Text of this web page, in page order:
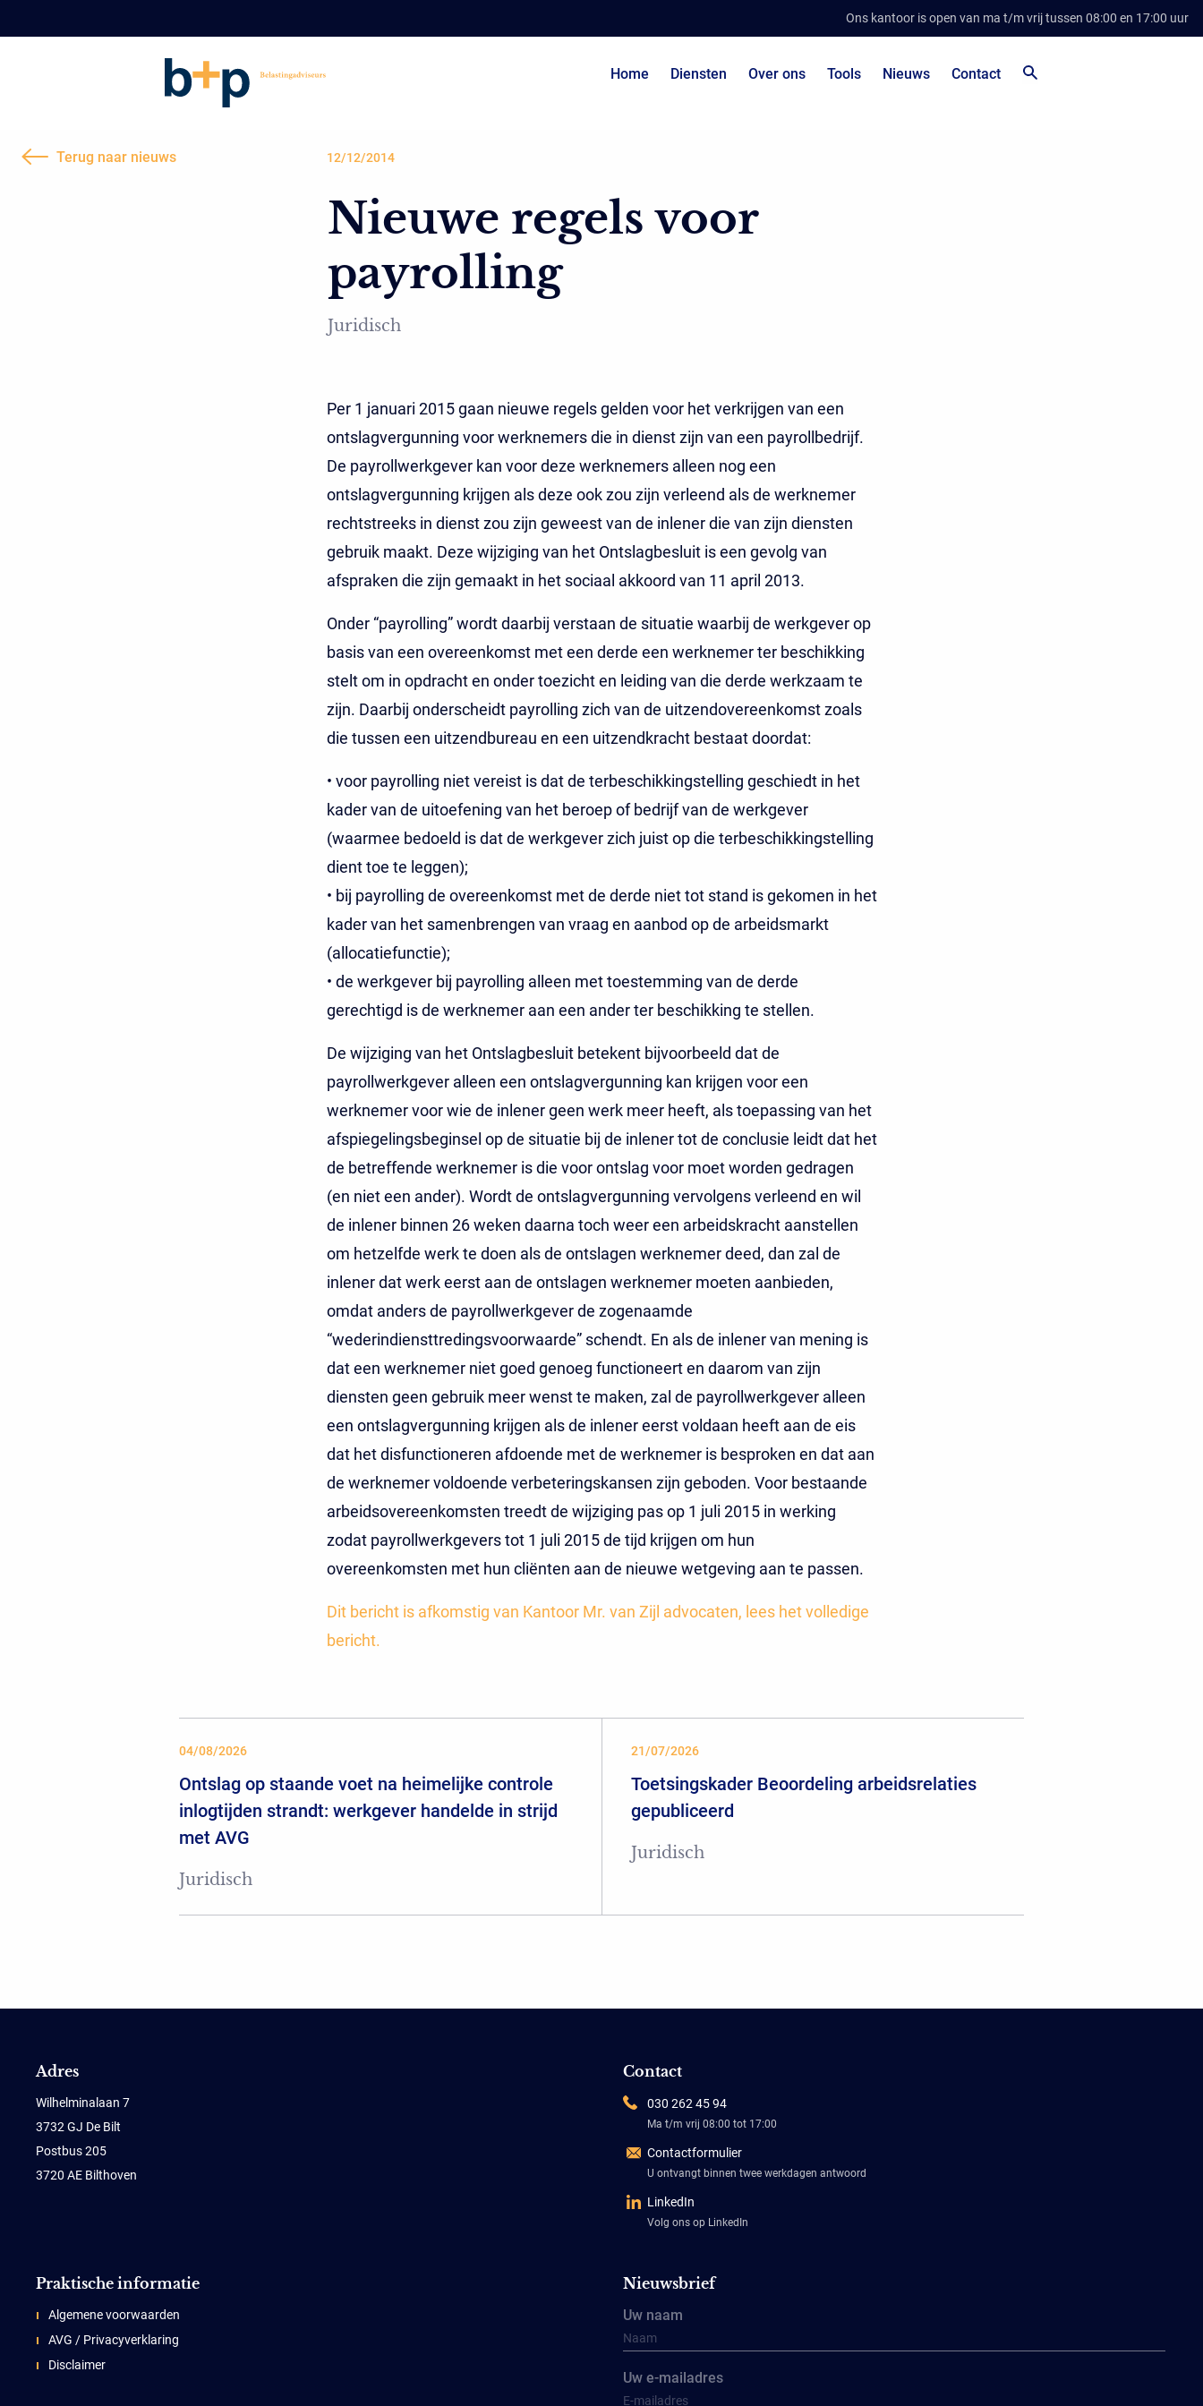
Ons kantoor is open van ma t/m vrij tussen 08:00 en 17:00 uur
Home Diensten Over ons Tools Nieuws Contact
Terug naar nieuws 12/12/2014
Nieuwe regels voor
payrolling
Juridisch
Per 1 januari 2015 gaan nieuwe regels gelden voor het verkrijgen van een
ontslagvergunning voor werknemers die in dienst zijn van een payrollbedrijf.
De payrollwerkgever kan voor deze werknemers alleen nog een
ontslagvergunning krijgen als deze ook zou zijn verleend als de werknemer
rechtstreeks in dienst zou zijn geweest van de inlener die van zijn diensten
gebruik maakt. Deze wijziging van het Ontslagbesluit is een gevolg van
afspraken die zijn gemaakt in het sociaal akkoord van 11 april 2013.
Onder “payrolling” wordt daarbij verstaan de situatie waarbij de werkgever op
basis van een overeenkomst met een derde een werknemer ter beschikking
stelt om in opdracht en onder toezicht en leiding van die derde werkzaam te
zijn. Daarbij onderscheidt payrolling zich van de uitzendovereenkomst zoals
die tussen een uitzendbureau en een uitzendkracht bestaat doordat:
• voor payrolling niet vereist is dat de terbeschikkingstelling geschiedt in het
kader van de uitoefening van het beroep of bedrijf van de werkgever
(waarmee bedoeld is dat de werkgever zich juist op die terbeschikkingstelling
dient toe te leggen);
• bij payrolling de overeenkomst met de derde niet tot stand is gekomen in het
kader van het samenbrengen van vraag en aanbod op de arbeidsmarkt
(allocatiefunctie);
• de werkgever bij payrolling alleen met toestemming van de derde
gerechtigd is de werknemer aan een ander ter beschikking te stellen.
De wijziging van het Ontslagbesluit betekent bijvoorbeeld dat de
payrollwerkgever alleen een ontslagvergunning kan krijgen voor een
werknemer voor wie de inlener geen werk meer heeft, als toepassing van het
afspiegelingsbeginsel op de situatie bij de inlener tot de conclusie leidt dat het
de betreffende werknemer is die voor ontslag voor moet worden gedragen
(en niet een ander). Wordt de ontslagvergunning vervolgens verleend en wil
de inlener binnen 26 weken daarna toch weer een arbeidskracht aanstellen
om hetzelfde werk te doen als de ontslagen werknemer deed, dan zal de
inlener dat werk eerst aan de ontslagen werknemer moeten aanbieden,
omdat anders de payrollwerkgever de zogenaamde
“wederindiensttredingsvoorwaarde” schendt. En als de inlener van mening is
dat een werknemer niet goed genoeg functioneert en daarom van zijn
diensten geen gebruik meer wenst te maken, zal de payrollwerkgever alleen
een ontslagvergunning krijgen als de inlener eerst voldaan heeft aan de eis
dat het disfunctioneren afdoende met de werknemer is besproken en dat aan
de werknemer voldoende verbeteringskansen zijn geboden. Voor bestaande
arbeidsovereenkomsten treedt de wijziging pas op 1 juli 2015 in werking
zodat payrollwerkgevers tot 1 juli 2015 de tijd krijgen om hun
overeenkomsten met hun cliënten aan de nieuwe wetgeving aan te passen.
Dit bericht is afkomstig van Kantoor Mr. van Zijl advocaten, lees het volledige
bericht.
04/08/2026
Ontslag op staande voet na heimelijke controle
inlogtijden strandt: werkgever handelde in strijd
met AVG
Juridisch
21/07/2026
Toetsingskader Beoordeling arbeidsrelaties
gepubliceerd
Juridisch
Adres
Wilhelminalaan 7
3732 GJ De Bilt
Postbus 205
3720 AE Bilthoven
Contact
030 262 45 94
Ma t/m vrij 08:00 tot 17:00
Contactformulier
U ontvangt binnen twee werkdagen antwoord
LinkedIn
Volg ons op LinkedIn
Praktische informatie
Algemene voorwaarden
AVG / Privacyverklaring
Disclaimer
Nieuwsbrief
Uw naam
Uw e-mailadres